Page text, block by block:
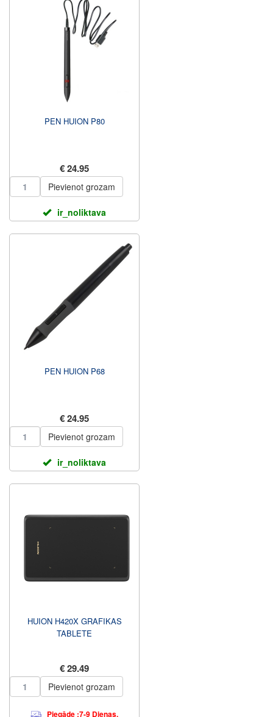
PEN HUION P80
€ 24.95
Pievienot grozam
ir_noliktava
PEN HUION P68
€ 24.95
Pievienot grozam
ir_noliktava
HUION H420X GRAFIKAS
TABLETE
€ 29.49
Pievienot grozam
Piegāde :7-9 Dienas.